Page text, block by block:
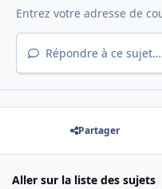
Répondre à ce sujet…
Partager
Aller sur la liste des sujets